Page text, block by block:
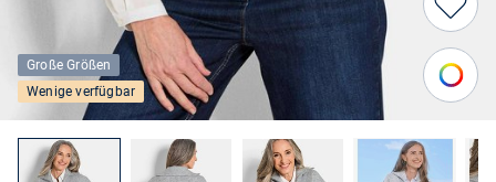
Große Größen
Wenige verfügbar